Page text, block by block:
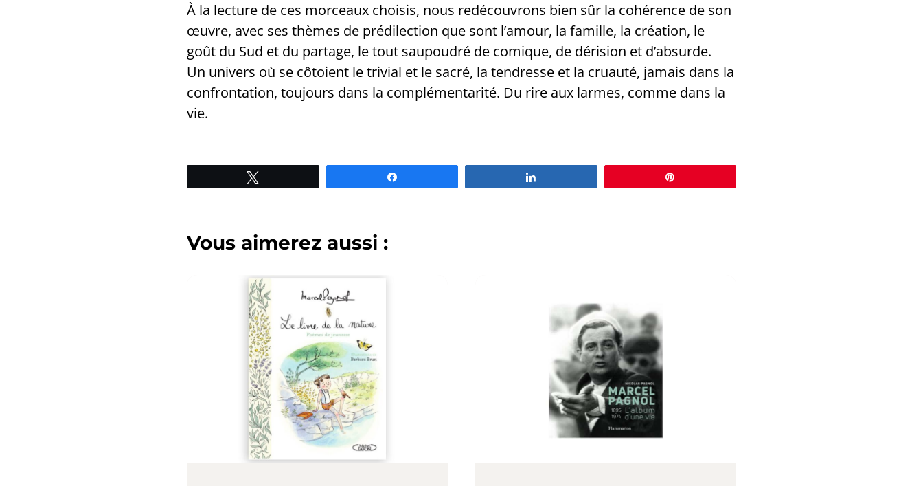
À la lecture de ces morceaux choisis, nous redécouvrons bien sûr la cohérence de son
œuvre, avec ses thèmes de prédilection que sont l’amour, la famille, la création, le
goût du Sud et du partage, le tout saupoudré de comique, de dérision et d’absurde.
Un univers où se côtoient le trivial et le sacré, la tendresse et la cruauté, jamais dans la
confrontation, toujours dans la complémentarité. Du rire aux larmes, comme dans la
vie.
Vous aimerez aussi :